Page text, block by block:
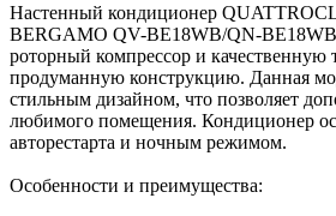
Настенный кондиционер
BERGAMO QV-BE18WB/QN-
роторный компрессор и качественную
продуманную конструкцию. Данная
стильным дизайном, что позволяет
любимого помещения. Кондиционер
авторестарта и ночным режимом.
Особенности и преимущества: